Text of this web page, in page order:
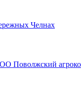
Челнах
Поволжский